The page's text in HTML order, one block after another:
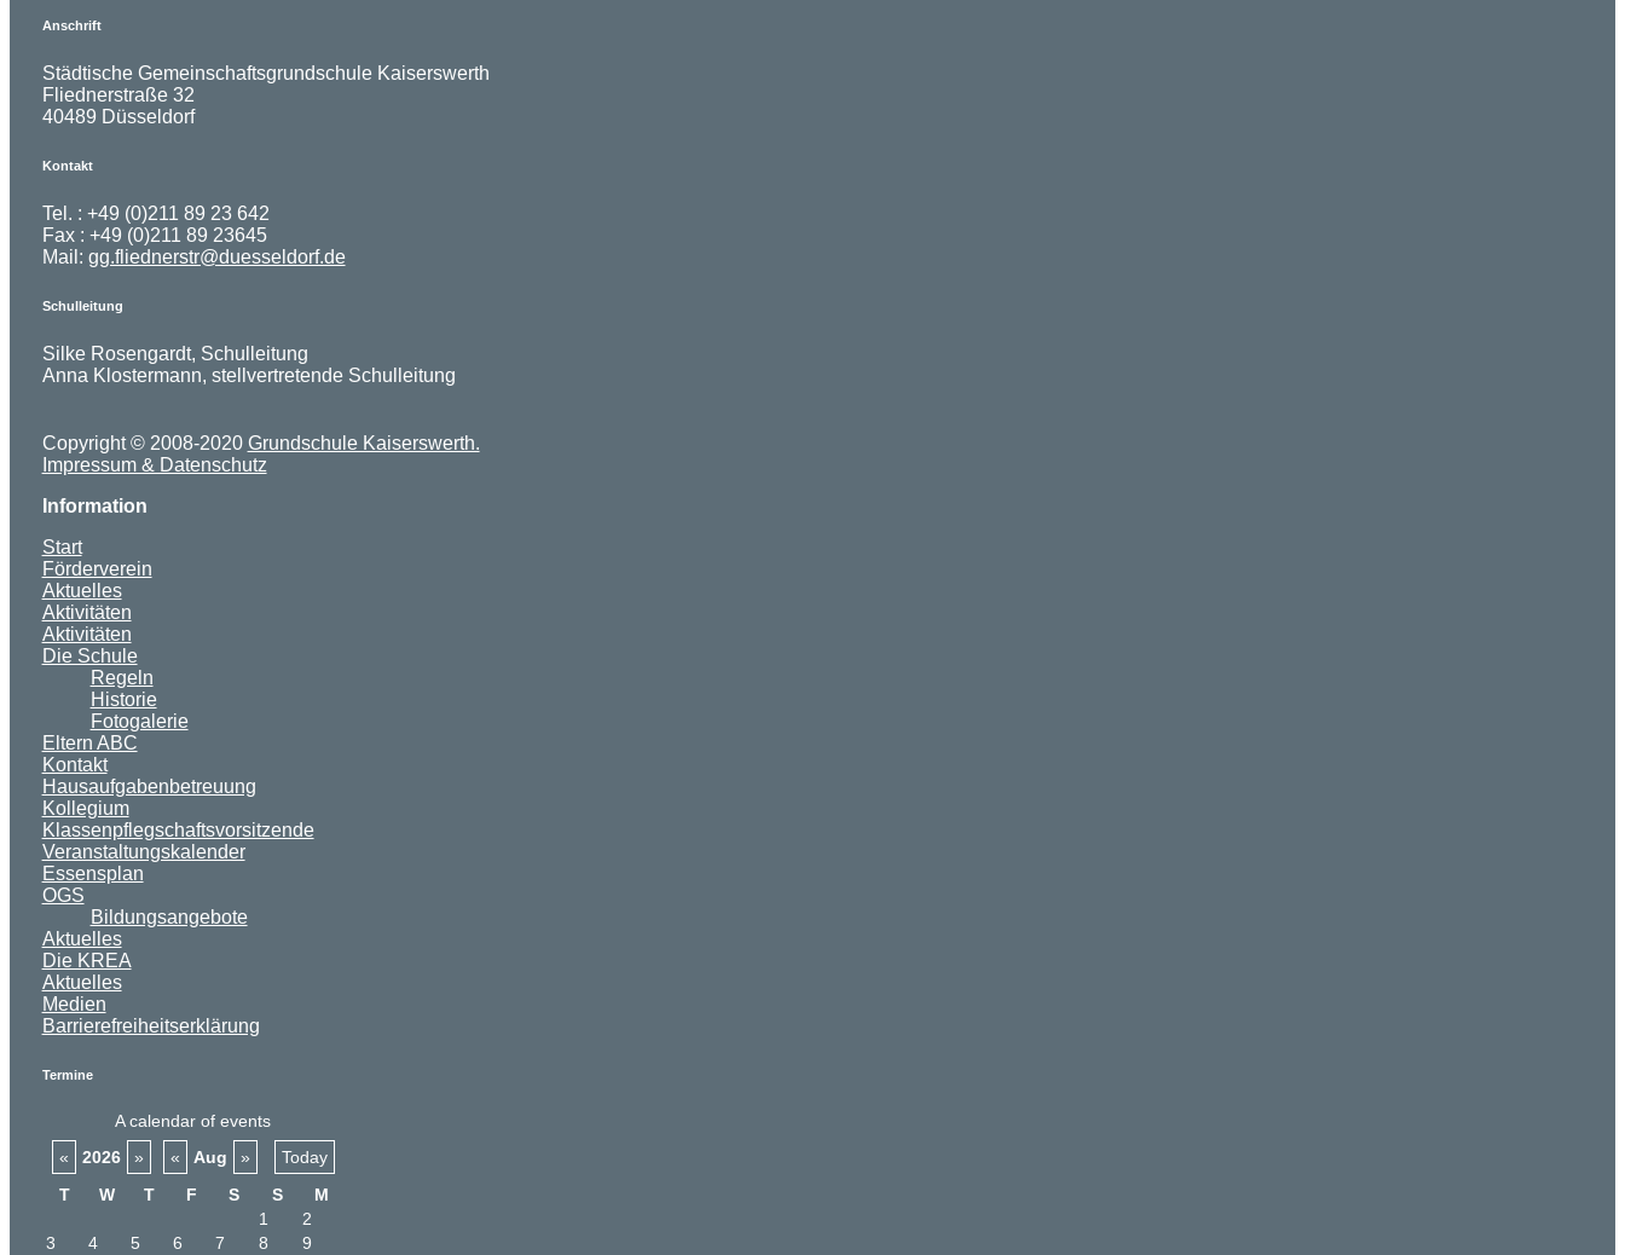
Anschrift
Städtische Gemeinschaftsgrundschule Kaiserswerth
Fliednerstraße 32
40489 Düsseldorf
Kontakt
Tel. : +49 (0)211 89 23 642
Fax : +49 (0)211 89 23645
Mail: gg.fliednerstr@duesseldorf.de
Schulleitung
Silke Rosengardt, Schulleitung
Anna Klostermann, stellvertretende Schulleitung
Copyright © 2008-2020 Grundschule Kaiserswerth.
Impressum & Datenschutz
Information
Start
Förderverein
Aktuelles
Aktivitäten
Aktivitäten
Die Schule
Regeln
Historie
Fotogalerie
Eltern ABC
Kontakt
Hausaufgabenbetreuung
Kollegium
Klassenpflegschaftsvorsitzende
Veranstaltungskalender
Essensplan
OGS
Bildungsangebote
Aktuelles
Die KREA
Aktuelles
Medien
Barrierefreiheitserklärung
Termine
A calendar of events
«
2026 » « Aug »
Today
T
W T F S S
M
1
2
3
4 5 6 7 8 9